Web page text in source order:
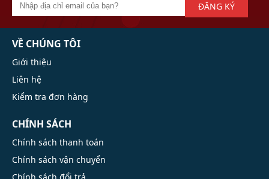
ĐĂNG KÝ
VỀ CHÚNG TÔI
Giới thiệu
Liên hệ
Kiểm tra đơn hàng
CHÍNH SÁCH
Chính sách thanh toán
Chính sách vận chuyển